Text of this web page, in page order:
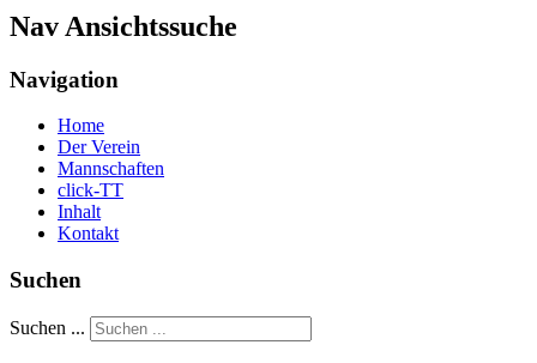
Nav Ansichtssuche
Navigation
Home
Der Verein
Mannschaften
click-TT
Inhalt
Kontakt
Suchen
Suchen ...